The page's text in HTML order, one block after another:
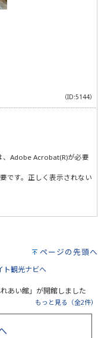
（ID:5144）
、Adobe Acrobat(R)が必要
です。正しく表示されない
ページの先頭へ
ト観光ナビへ
あい館」が開館しました
もっと見る（全2件）